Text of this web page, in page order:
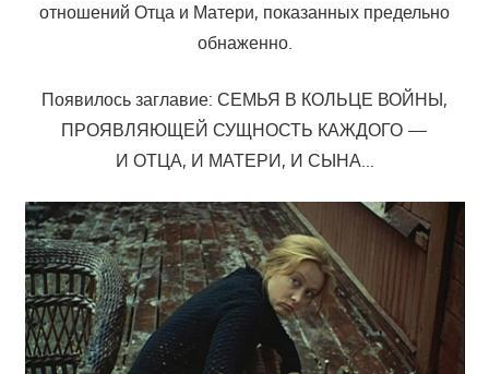
отношений Отца и Матери, показанных предельно
обнаженно.
Появилось заглавие: СЕМЬЯ В КОЛЬЦЕ ВОЙНЫ,
ПРОЯВЛЯЮЩЕЙ СУЩНОСТЬ КАЖДОГО —
И ОТЦА, И МАТЕРИ, И СЫНА…